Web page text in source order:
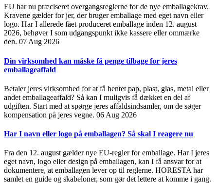
EU har nu præciseret overgangsreglerne for de nye emballagekrav.
Kravene gælder for jer, der bruger emballage med eget navn eller
logo. Har I allerede fået produceret emballage inden 12. august
2026, behøver I som udgangspunkt ikke kassere eller ommærke
den. 07 Aug 2026
Din virksomhed kan måske få penge tilbage for jeres
emballageaffald
Betaler jeres virksomhed for at få hentet pap, plast, glas, metal eller
andet emballageaffald? Så kan I muligvis få dækket en del af
udgiften. Start med at spørge jeres affaldsindsamler, om de søger
kompensation på jeres vegne. 06 Aug 2026
Har I navn eller logo på emballagen? Så skal I reagere nu
Fra den 12. august gælder nye EU-regler for emballage. Har I jeres
eget navn, logo eller design på emballagen, kan I få ansvar for at
dokumentere, at emballagen lever op til reglerne. HORESTA har
samlet en guide og skabeloner, som gør det lettere at komme i gang.